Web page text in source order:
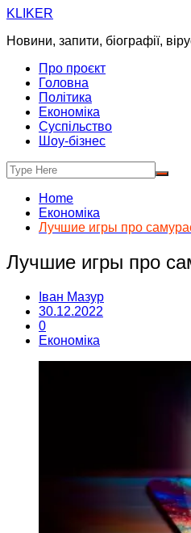
Skip
content
KLIKER
Новини, запити, біографії,
Про проєкт
Головна
Політика
Економіка
Суспільство
Шоу-бізнес
Home
Економіка
Лучшие игры про
Лучшие игры про
Іван Мазур
30.12.2022
0
Економіка